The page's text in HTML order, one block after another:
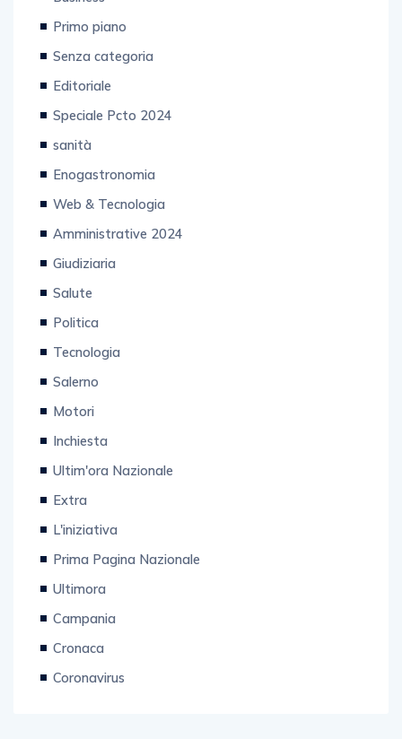
Primo piano
Senza categoria
Editoriale
Speciale Pcto 2024
sanità
Enogastronomia
Web & Tecnologia
Amministrative 2024
Giudiziaria
Salute
Politica
Tecnologia
Salerno
Motori
Inchiesta
Ultim'ora Nazionale
Extra
L'iniziativa
Prima Pagina Nazionale
Ultimora
Campania
Cronaca
Coronavirus